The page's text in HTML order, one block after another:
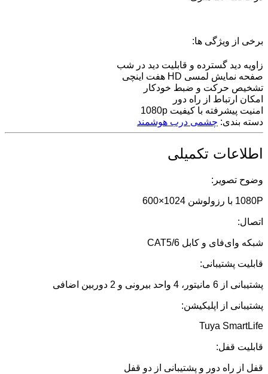
برخی از ویژگی ها:
زاویه دید گسترده و قابلیت دید در شب
صفحه نمایش لمسی HD هفت اینچی
تشخیص حرکت و ضبط خودکار
امکان ارتباط از راه دور
امنیت پیشرفته با کیفیت 1080p
دسته بندی: چشمی درب هوشمند
اطلاعات تکمیلی
وضوح تصویر:
1080P با رزولوشن 1024×600
اتصال:
شبکه وای‌فای و کابل CAT5/6
قابلیت پشتیبانی:
پشتیبانی از 6 مانیتور، 4 واحد بیرونی و 2 دوربین اضافی
پشتیبانی از اپلیکیشن:
Tuya SmartLife
قابلیت قفل:
قفل از راه دور و پشتیبانی از دو قفل